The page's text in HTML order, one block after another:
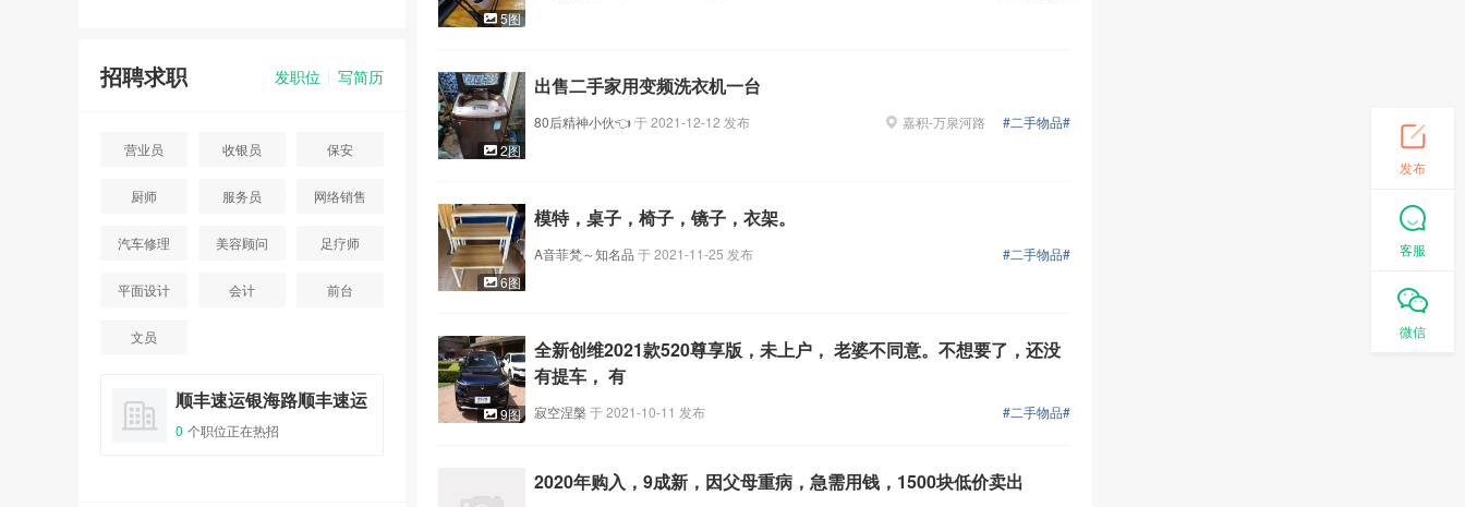
发职位 写简历
招聘求职
营业员 收银员 保安
厨师 服务员 网络销售
汽车修理 美容顾问 足疗师
平面设计 会计 前台
文员
顺丰速运银海路顺丰速运
0 个职位正在热招
5图
2图
出售二手家用变频洗衣机一台
80后精神小伙👈于2021-12-12 发布 嘉积-万泉河路 #二手物品#
6图
模特，桌子，椅子，镜子，衣架。
A音菲梵～知名品 于2021-11-25 发布 #二手物品#
9图
全新创维2021款520尊享版，未上户， 老婆不同意。不想要了，还没
有提车， 有
寂空涅槃 于2021-10-11 发布 #二手物品#
2020年购入，9成新，因父母重病，急需用钱，1500块低价卖出
发布
客服
微信